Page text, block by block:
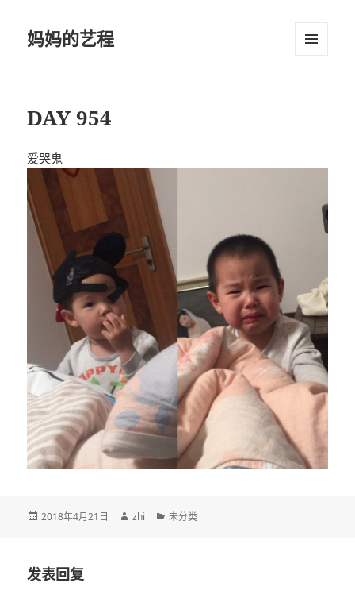
妈妈的艺程
DAY 954
爱哭鬼
发
2018年4月21日
作
zhi
分
未分类
发表回复